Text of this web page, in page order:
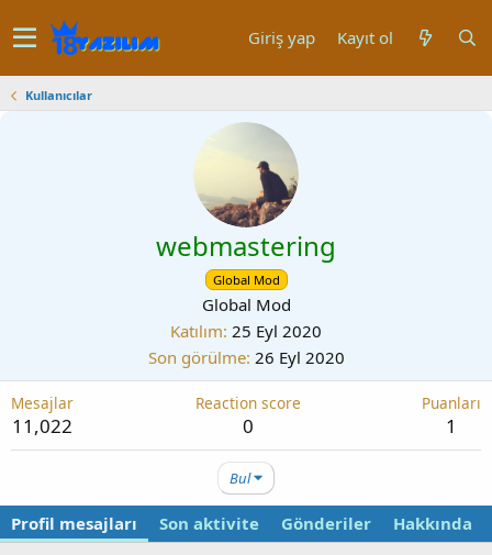
Giriş yap Kayıt ol
Kullanıcılar
webmastering
Global Mod
Global Mod
Katılım 25 Eyl 2020
Son görülme 26 Eyl 2020
Mesajlar
11,022
Reaction score
0
Puanları
1
Bul
Profil mesajları Son aktivite Gönderiler Hakkında